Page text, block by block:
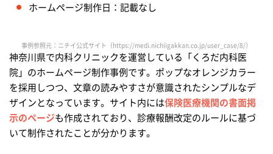
ホームページ制作日：記載なし
事例参照元：ニチイ公式サイト（https://medi.nichiigakkan.co.jp/user_case/8/）
神奈川県で内科クリニックを運営している「くろだ内科医
院」のホームページ制作事例です。ポップなオレンジカラー
を採用しつつ、文章の読みやすさが意識されたシンプルなデ
ザインとなっています。サイト内には保険医療機関の書面掲
示のページも作成されており、診療報酬改定のルールに基づ
いて制作されたことが分かります。